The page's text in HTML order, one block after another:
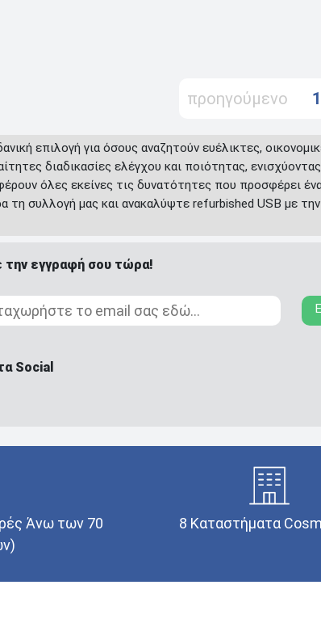
προηγούμενο 1
επιλογή για όσους αναζητούν ευέλικτες,
διαδικασίες ελέγχου και ποιότητας,
όλες εκείνες τις δυνατότητες που προσφέρει
συλλογή μας και ανακαλύψτε refurbished USB με
την εγγραφή σου τώρα!
Social
Άνω των 70
8 Καταστήματα